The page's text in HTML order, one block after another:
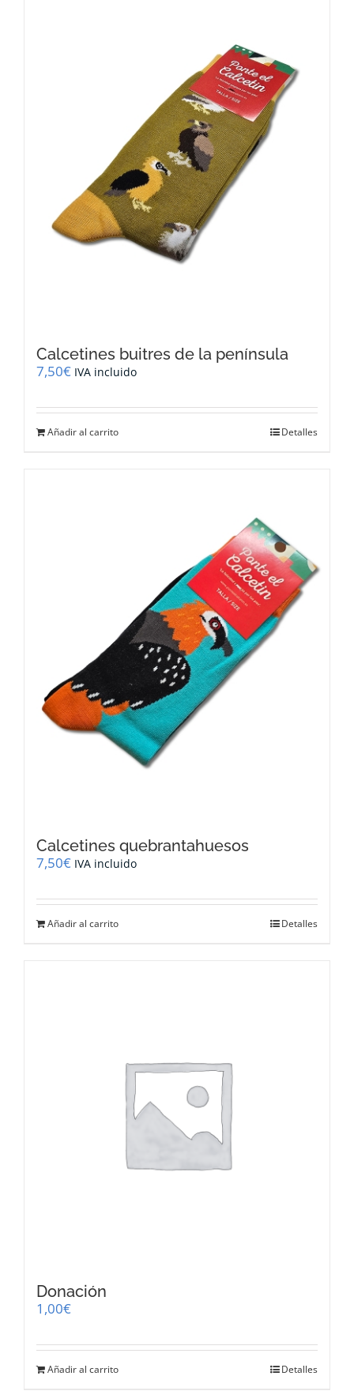
Calcetines buitres de la península
7,50€ IVA incluido
Añadir al carrito Detalles
Calcetines quebrantahuesos
7,50€ IVA incluido
Añadir al carrito Detalles
Donación
1,00€
Añadir al carrito Detalles